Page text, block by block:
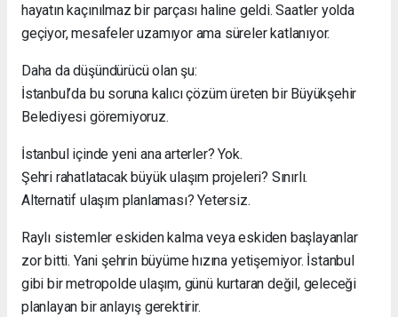
hayatın kaçınılmaz bir parçası haline geldi. Saatler yolda
geçiyor, mesafeler uzamıyor ama süreler katlanıyor.
Daha da düşündürücü olan şu:
İstanbul’da bu soruna kalıcı çözüm üreten bir Büyükşehir
Belediyesi göremiyoruz.
İstanbul içinde yeni ana arterler? Yok.
Şehri rahatlatacak büyük ulaşım projeleri? Sınırlı.
Alternatif ulaşım planlaması? Yetersiz.
Raylı sistemler eskiden kalma veya eskiden başlayanlar
zor bitti. Yani şehrin büyüme hızına yetişemiyor. İstanbul
gibi bir metropolde ulaşım, günü kurtaran değil, geleceği
planlayan bir anlayış gerektirir.